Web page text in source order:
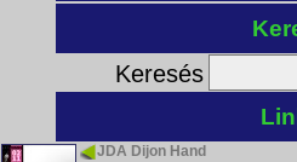
Keresés
JDA Dijon Hand